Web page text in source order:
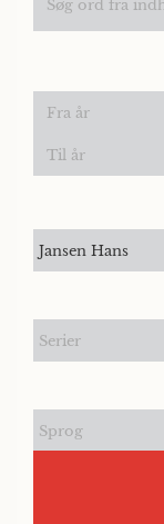
Jansen Hans
Serier
Sprog